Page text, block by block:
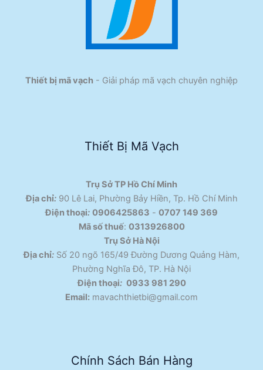
Thiết bị mã vạch - Giải pháp mã vạch chuyên nghiệp
Thiết Bị Mã Vạch
Trụ Sở TP Hồ Chí Minh
Địa chỉ:90 Lê Lai, Phường Bảy Hiền, Tp. Hồ Chí Minh
Điện thoại: 0906425863 - 0707 149 369
Mã số thuế: 0313926800
Trụ Sở Hà Nội
Địa chỉ: Số 20 ngõ 165/49 Đường Dương Quảng Hàm,
Phường Nghĩa Đô, TP. Hà Nội
Điện thoại: 0933 981 290
Email: mavachthietbi@gmail.com
Chính Sách Bán Hàng